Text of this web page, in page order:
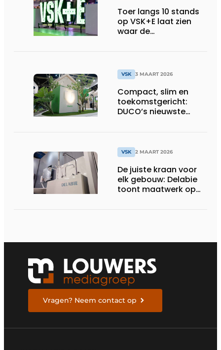
Toer langs 10 stands
op VSK+E laat zien
waar de
VSK 3 MAART 2026
Compact, slim en
toekomstgericht:
DUCO’s nieuwste
VSK 2 MAART 2026
De juiste kraan voor
elk gebouw: Delabie
toont maatwerk op
Vragen? Neem contact op